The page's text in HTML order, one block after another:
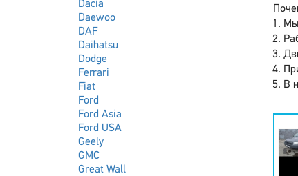
Dacia
Daewoo
DAF
Daihatsu
Dodge
Ferrari
Fiat
Ford
Ford Asia
Ford USA
Geely
GMC
Great Wall
Мы
В